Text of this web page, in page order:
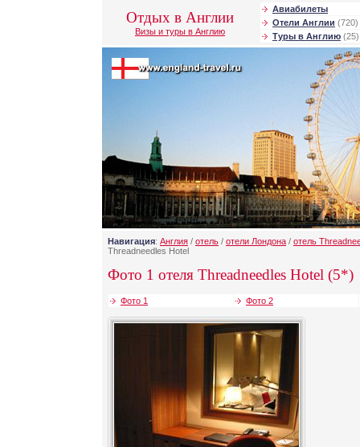
Отдых в Англии
Визы и туры в Англию
Авиабилеты
Отели Англии (720)
Туры в Англию (25)
Навигация: Англия / отель / отели Лондона / отель
Threadneedles Hotel
Фото 1 отеля Threadneedles Hotel (5*)
Фото 1 Фото 2